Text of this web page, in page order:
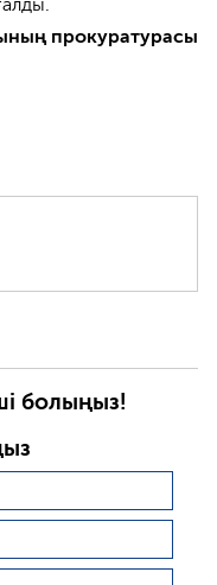
прокуратурасы
болыңыз!